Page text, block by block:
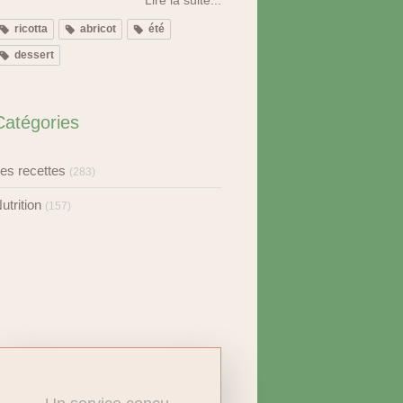
ricotta abricot été
dessert
recettes (283)
(157)